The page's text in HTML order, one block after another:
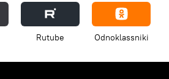
Rutube Odnoklassniki